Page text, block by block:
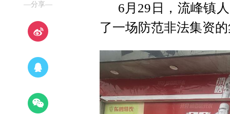
—分享— 6月29日， 流峰镇
了一场防范非法集资